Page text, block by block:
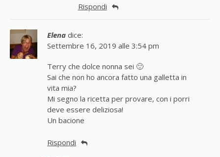
Rispondi
Elena dice:
Settembre 16, 2019 alle 3:54 pm
Terry che dolce nonna sei 🙂
Sai che non ho ancora fatto una galletta in
vita mia?
Mi segno la ricetta per provare, con i porri
deve essere deliziosa!
Un bacione
Rispondi